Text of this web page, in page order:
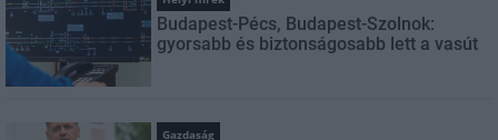
Budapest-Pécs, Budapest-Szolnok:
gyorsabb és biztonságosabb lett a vasút
Gazdaság